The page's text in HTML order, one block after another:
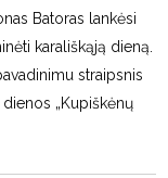
Batoras lankėsi
karališkąją dieną.
straipsnis
„Kupiškėnų